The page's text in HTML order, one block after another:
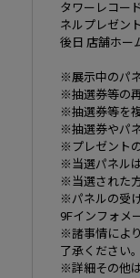
タワーレコー
ネルプレゼン
後日 店舗ホー
※展示中のパ
※抽選券等の
※抽選券等を
※抽選券やパ
※プレゼント
※当選パネル
※当選された
※パネルの受
9Fインフォメ
※諸事情によ
了承ください。
※詳細その他